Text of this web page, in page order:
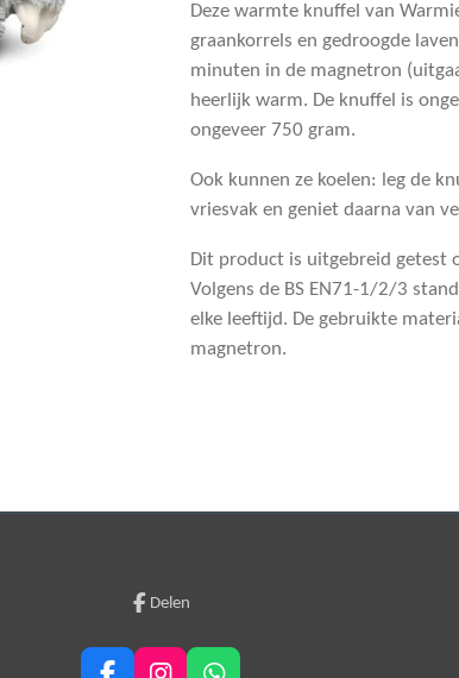
Deze warmte knuffel van
graankorrels en gedroogde
minuten in de magnetron
heerlijk warm. De knuffel is
ongeveer 750 gram.
Ook kunnen ze koelen: leg de
vriesvak en geniet daarna van
Dit product is uitgebreid getest
Volgens de BS EN71-1/2/3
elke leeftijd. De gebruikte
magnetron.
Delen